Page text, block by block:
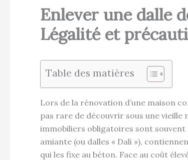
Enlever une dalle
Légalité et
Table des matières
Lors de la rénovation d’une maison
pas rare de découvrir sous une
immobiliers obligatoires sont souvent
amiante (ou dalles « Dali »),
qui les fixe au béton. Face au coût